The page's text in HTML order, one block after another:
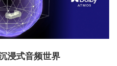
浸式音频世界